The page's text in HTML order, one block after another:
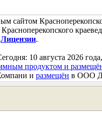
сайтом
Лицензии.
10 августа 2026
продуктом и
и размещён в ООО